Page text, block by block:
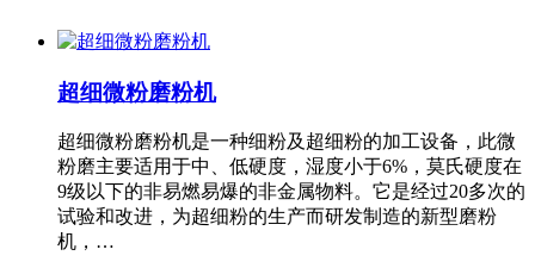
超细微粉磨粉机
超细微粉磨粉机是一种细粉及超细粉的加工设备，此微
粉磨主要适用于中、低硬度，湿度小于6%，莫氏硬度在
9级以下的非易燃易爆的非金属物料。它是经过20多次的
试验和改进，为超细粉的生产而研发制造的新型磨粉
机，…